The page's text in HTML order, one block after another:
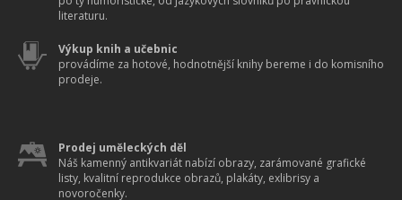
literaturu.
Výkup knih a učebnic
provádíme za hotové, hodnotnější knihy bereme i do komisního
prodeje.
Prodej uměleckých děl
Náš kamenný antikvariát nabízí obrazy, zarámované grafické
listy, kvalitní reprodukce obrazů, plakáty, exlibrisy a
novoročenky.